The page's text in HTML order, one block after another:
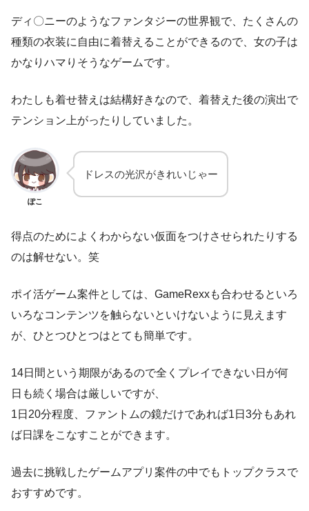
ディ〇ニーのようなファンタジーの世界観で、たくさんの
種類の衣装に自由に着替えることができるので、女の子は
かなりハマりそうなゲームです。
わたしも着せ替えは結構好きなので、着替えた後の演出で
テンション上がったりしていました。
ぽこ
ドレスの光沢がきれいじゃー
得点のためによくわからない仮面をつけさせられたりする
のは解せない。笑
ポイ活ゲーム案件としては、GameRexxも合わせるといろ
いろなコンテンツを触らないといけないように見えます
が、ひとつひとつはとても簡単です。
14日間という期限があるので全くプレイできない日が何
日も続く場合は厳しいですが、
1日20分程度、ファントムの鏡だけであれば1日3分もあれ
ば日課をこなすことができます。
過去に挑戦したゲームアプリ案件の中でもトップクラスで
おすすめです。